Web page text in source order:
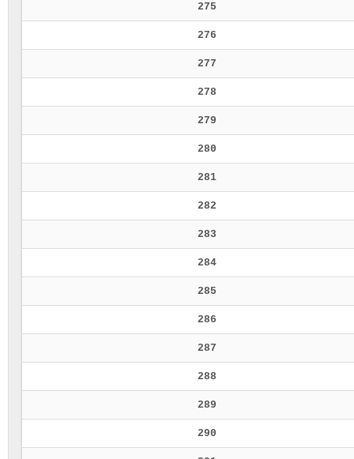
275
276
277
278
279
280
281
282
283
284
285
286
287
288
289
290